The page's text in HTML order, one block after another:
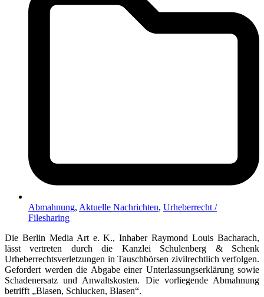
Abmahnung, Aktuelle Nachrichten, Urheberrecht /
Filesharing
Die Berlin Media Art e. K., Inhaber Raymond Louis Bacharach,
lässt vertreten durch die Kanzlei Schulenberg & Schenk
Urheberrechtsverletzungen in Tauschbörsen zivilrechtlich verfolgen.
Gefordert werden die Abgabe einer Unterlassungserklärung sowie
Schadenersatz und Anwaltskosten. Die vorliegende Abmahnung
betrifft „Blasen, Schlucken, Blasen“.